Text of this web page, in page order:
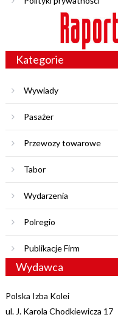
Kategorie
Wywiady
Pasażer
Przewozy towarowe
Tabor
Wydarzenia
Polregio
Publikacje Firm
Wydawca
Polska Izba Kolei
ul. J. Karola Chodkiewicza 17